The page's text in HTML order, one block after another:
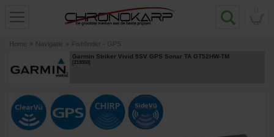
Home » Navigatie » Fishfinder - GPS
Garmin Striker Vivid 9SV GPS Sonar TA GT52HW-TM
[219358]